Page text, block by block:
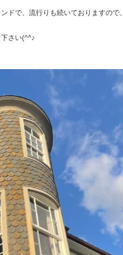
ドで、流行りも続いておりますので、
さい(^^♪